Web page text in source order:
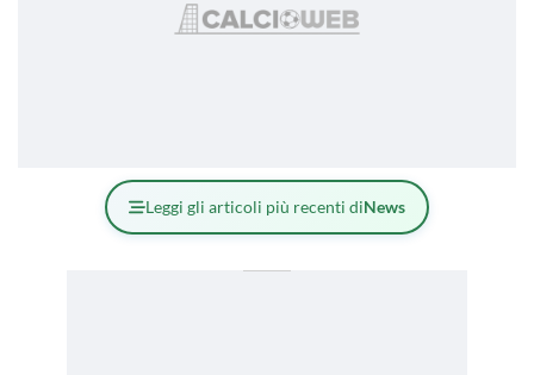
Leggi gli articoli più recenti diNews